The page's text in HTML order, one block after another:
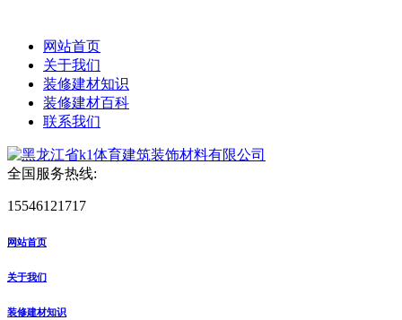
网站首页
关于我们
装修建材知识
装修建材百科
联系我们
全国服务热线:
15546121717
网站首页
关于我们
装修建材知识